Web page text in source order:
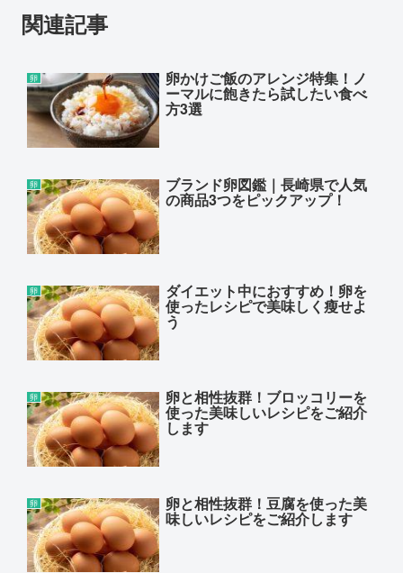
関連記事
卵 卵かけご飯のアレンジ特集！ノ
ーマルに飽きたら試したい食べ
方3選
卵 ブランド卵図鑑｜長崎県で人気
の商品3つをピックアップ！
卵 ダイエット中におすすめ！卵を
使ったレシピで美味しく瘦せよ
う
卵 卵と相性抜群！ブロッコリーを
使った美味しいレシピをご紹介
します
卵 卵と相性抜群！豆腐を使った美
味しいレシピをご紹介します